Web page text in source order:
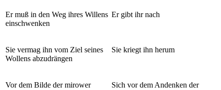
Er muß in den Weg ihres Willens
einschwenken
Er gibt ihr nach
Sie vermag ihn vom Ziel seines
Wollens abzudrängen
Sie kriegt ihn herum
Vor dem Bilde der mirower
Sich vor dem Andenken der